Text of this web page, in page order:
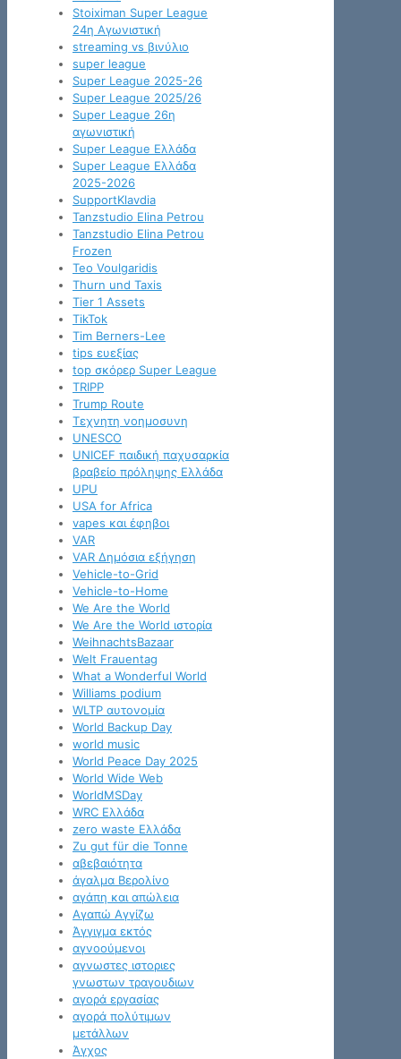
Stoiximan Super League
24η Αγωνιστική
streaming vs βινύλιο
super league
Super League 2025-26
Super League 2025/26
Super League 26η
αγωνιστική
Super League Ελλάδα
Super League Ελλάδα
2025-2026
SupportKlavdia
Tanzstudio Elina Petrou
Tanzstudio Elina Petrou
Frozen
Teo Voulgaridis
Thurn und Taxis
Tier 1 Assets
TikTok
Tim Berners-Lee
tips ευεξίας
top σκόρερ Super League
TRIPP
Trump Route
Tεχνητη νοημοσυνη
UNESCO
UNICEF παιδική παχυσαρκία
βραβείο πρόληψης Ελλάδα
UPU
USA for Africa
vapes και έφηβοι
VAR
VAR Δημόσια εξήγηση
Vehicle-to-Grid
Vehicle-to-Home
We Are the World
We Are the World ιστορία
WeihnachtsBazaar
Welt Frauentag
What a Wonderful World
Williams podium
WLTP αυτονομία
World Backup Day
world music
World Peace Day 2025
World Wide Web
WorldMSDay
WRC Ελλάδα
zero waste Ελλάδα
Zu gut für die Tonne
αβεβαιότητα
άγαλμα Βερολίνο
αγάπη και απώλεια
Αγαπώ Αγγίζω
Άγγιγμα εκτός
αγνοούμενοι
αγνωστες ιστοριες
γνωστων τραγουδιων
αγορά εργασίας
αγορά πολύτιμων
μετάλλων
Άγχος